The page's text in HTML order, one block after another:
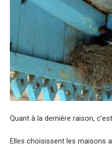
Quant à la dernière raison,
Elles choisissent les maisons